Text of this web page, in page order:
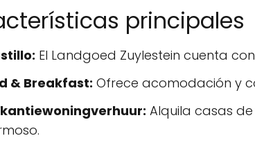
principales
El Landgoed Zuylestein cuenta
& Breakfast: Ofrece acomodación y
Alquila casas